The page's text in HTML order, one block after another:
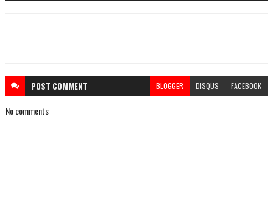
POST COMMENT BLOGGER DISQUS FACEBOOK
No comments